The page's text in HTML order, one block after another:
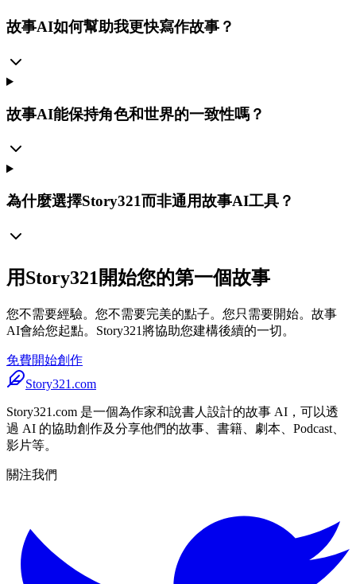
故事AI如何幫助我更快寫作故事？
故事AI能保持角色和世界的一致性嗎？
為什麼選擇Story321而非通用故事AI工具？
用Story321開始您的第一個故事
您不需要經驗。您不需要完美的點子。您只需要開始。故事
AI會給您起點。Story321將協助您建構後續的一切。
免費開始創作
Story321.com
Story321.com 是一個為作家和說書人設計的故事 AI，可以透
過 AI 的協助創作及分享他們的故事、書籍、劇本、Podcast、
影片等。
關注我們